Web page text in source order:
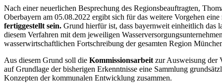
Nach einer neuerlichen Besprechung des Regionsbeauftragten,
Oberbayern am 05.08.2022 ergibt sich für das weitere Vorgehen eine
fertiggestellt sein. Grund hierfür ist, dass bayernweit einheitlich das
diesem Verfahren mit dem jeweiligen
wasserwirtschaftlichen Fortschreibung der gesamten Region
Aus diesem Grund soll die Kommissionsarbeit zur Ausweisung der
auf Grundlage der bisherigen Erkenntnisse eine Sammlung
Konzepten der kommunalen Entwicklung zusammen.